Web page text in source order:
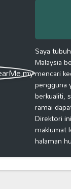
Saya
Malaysia
mencari
pengguna
berkualiti,
ramai
Direktori
maklumat
halaman